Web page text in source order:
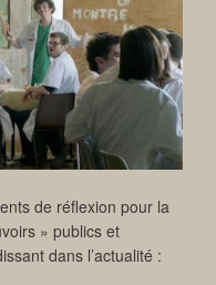
de réflexion pour la
» publics et
dans l’actualité :